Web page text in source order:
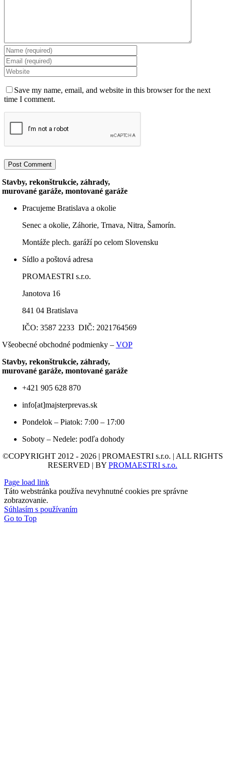
Save my name, email, and website in this browser for the next
time I comment.
Stavby, rekonštrukcie, záhrady,
murované garáže, montované garáže
Pracujeme Bratislava a okolie
Senec a okolie, Záhorie, Trnava, Nitra, Šamorín.
Montáže plech. garáží po celom Slovensku
Sídlo a poštová adresa
PROMAESTRI s.r.o.
Janotova 16
841 04 Bratislava
IČO: 3587 2233 DIČ: 2021764569
Všeobecné obchodné podmienky – VOP
Stavby, rekonštrukcie, záhrady,
murované garáže, montované garáže
+421 905 628 870
info[at]majsterprevas.sk
Pondelok – Piatok: 7:00 – 17:00
Soboty – Nedele: podľa dohody
©COPYRIGHT 2012 - 2026 | PROMAESTRI s.r.o. | ALL RIGHTS
RESERVED | BY PROMAESTRI s.r.o.
Page load link
Táto webstránka používa nevyhnutné cookies pre správne
zobrazovanie.
Súhlasím s používaním
Go to Top